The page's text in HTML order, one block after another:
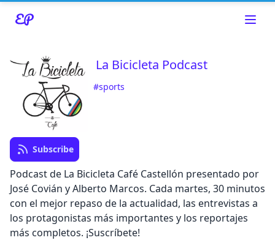
La Bicicleta Podcast
#sports
Subscribe
Podcast de La Bicicleta Café Castellón presentado por
José Covián y Alberto Marcos. Cada martes, 30 minutos
con el mejor repaso de la actualidad, las entrevistas a
los protagonistas más importantes y los reportajes
más completos. ¡Suscríbete!